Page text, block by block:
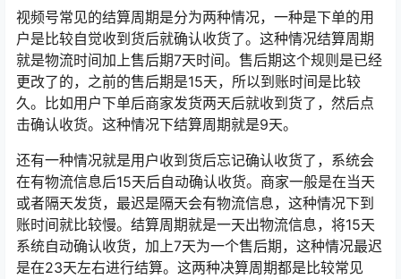
视频号常见的结算周期是分为两种情况，一种是下单的用
户是比较自觉收到货后就确认收货了。这种情况结算周期
就是物流时间加上售后期7天时间。售后期这个规则是已经
更改了的，之前的售后期是15天，所以到账时间是比较
久。比如用户下单后商家发货两天后就收到货了，然后点
击确认收货。这种情况下结算周期就是9天。
还有一种情况就是用户收到货后忘记确认收货了，系统会
在有物流信息后15天后自动确认收货。商家一般是在当天
或者隔天发货，最迟是隔天会有物流信息，这种情况下到
账时间就比较慢。结算周期就是一天出物流信息，将15天
系统自动确认收货，加上7天为一个售后期，这种情况最迟
是在23天左右进行结算。这两种决算周期都是比较常见